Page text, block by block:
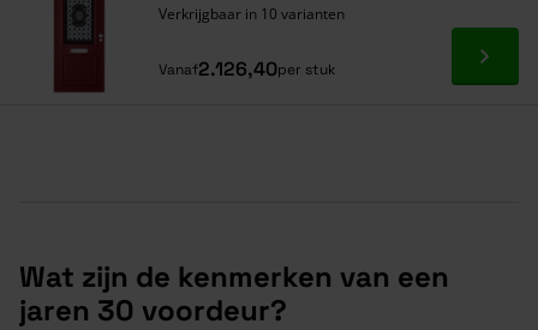
Verkrijgbaar in 10 varianten
Vanaf2.126,40per stuk Ga
Wat zijn de kenmerken van een
jaren 30 voordeur?